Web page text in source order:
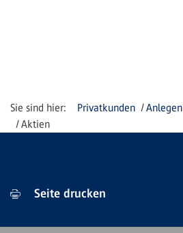
Privatkunden Anlegen
Aktien
Seite drucken